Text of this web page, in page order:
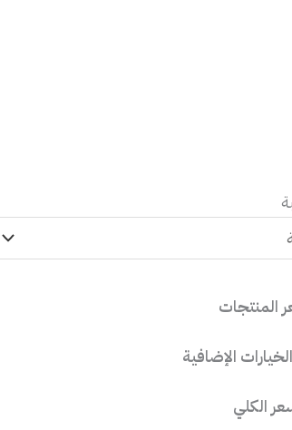
المنتجات
الإضافية
الكلي